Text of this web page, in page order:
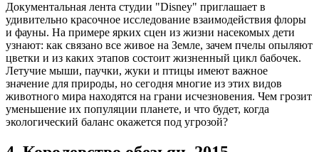
Документальная лента студии "Disney" приглашает в
удивительно красочное исследование взаимодействия флоры
и фауны. На примере ярких сцен из жизни насекомых дети
узнают: как связано все живое на Земле, зачем пчелы опыляют
цветки и из каких этапов состоит жизненный цикл бабочек.
Летучие мыши, паучки, жуки и птицы имеют важное
значение для природы, но сегодня многие из этих видов
животного мира находятся на грани исчезновения. Чем грозит
уменьшение их популяции планете, и что будет, когда
экологический баланс окажется под угрозой?